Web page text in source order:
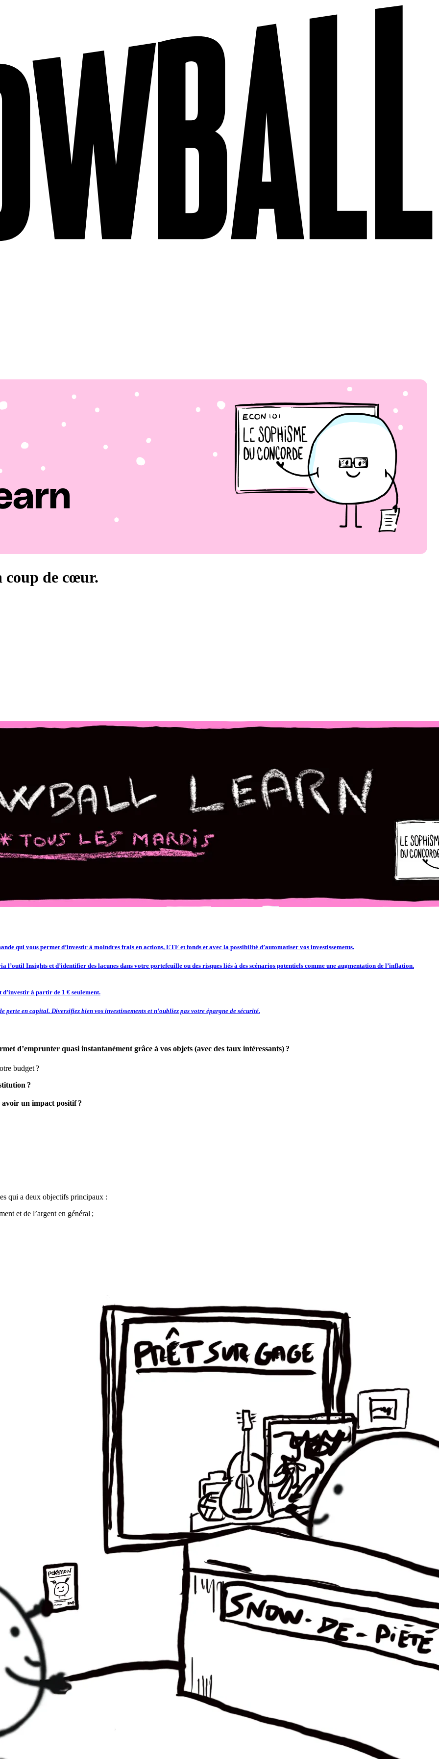
de cœur.
qui vous permet d’investir à moindres frais en actions, ETF et fonds et avec la possibilité d’automatiser vos investissements.
Insights et d’identifier des lacunes dans votre portefeuille ou des risques liés à des scénarios potentiels comme une augmentation de l’inflation.
d’investir à partir de 1 € seulement.
perte en capital. Diversifiez bien vos investissements et n’oubliez pas votre épargne de sécurité.
d’emprunter quasi instantanément grâce à vos objets (avec des taux intéressants) ?
budget ?
?
un impact positif ?
qui a deux objectifs principaux :
et de l’argent en général ;